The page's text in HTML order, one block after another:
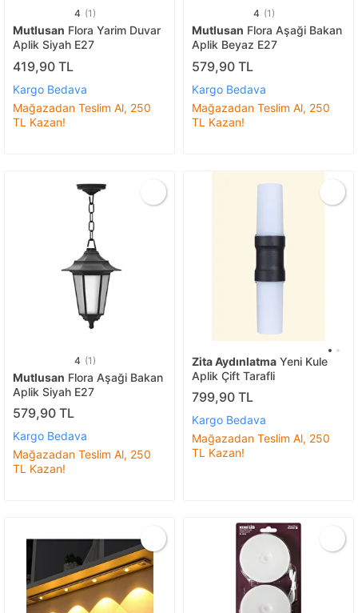
4 (1)
Mutlusan Flora Yarim Duvar
Aplik Siyah E27
419,90 TL
Kargo Bedava
Mağazadan Teslim Al, 250
TL Kazan!
4 (1)
Mutlusan Flora Aşaği Bakan
Aplik Beyaz E27
579,90 TL
Kargo Bedava
Mağazadan Teslim Al, 250
TL Kazan!
4 (1)
Mutlusan Flora Aşaği Bakan
Aplik Siyah E27
579,90 TL
Kargo Bedava
Mağazadan Teslim Al, 250
TL Kazan!
Zita Aydınlatma Yeni Kule
Aplik Çift Tarafli
799,90 TL
Kargo Bedava
Mağazadan Teslim Al, 250
TL Kazan!